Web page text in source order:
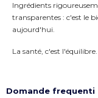
Ingrédients
transparentes : c'est le
aujourd'hui.
La santé, c'est
Domande frequenti